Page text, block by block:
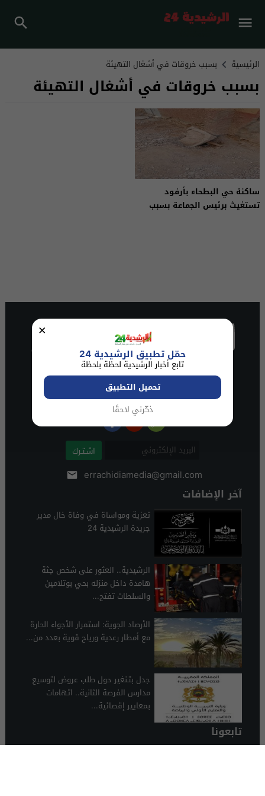
الرئيسية بسبب خروقات في أشغال التهيئة
بسبب خروقات في أشغال التهيئة
ساكنة حي البطحاء بأرفود
تستغيث برئيس الجماعة بسبب
اشـتـرك
errachidiamedia@gmail.com
آخر الإضافات
تعزية ومواساة في وفاة خال مدير
جريدة الرشيدية 24
الرشيدية.. العثور على شخص جثة
هامدة داخل منزله بحي بوتلامين
والسلطات تفتح...
الأرصاد الجوية: استمرار الأجواء الحارة
مع أمطار رعدية ورياح قوية بعدد من...
جدل بتـنغير حول طلب عروض لتوسيع
مدارس الفرصة الثانية.. اتهامات
بمعايير إقصائية...
تابعونا
×
حمّل تطبيق الرشيدية 24
تابع أخبار الرشيدية لحظة بلحظة
تحميل التطبيق
ذكّرني لاحقًا